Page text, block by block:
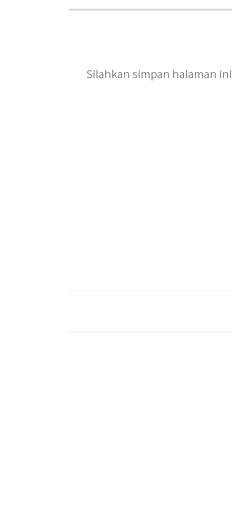
Silahkan simpan halaman